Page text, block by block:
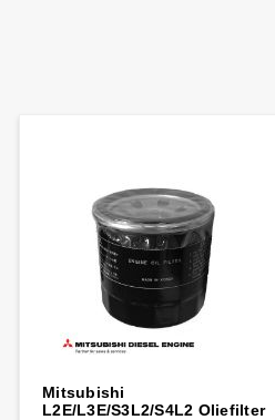
Mitsubishi
L2E/L3E/S3L2/S4L2 Oliefilter